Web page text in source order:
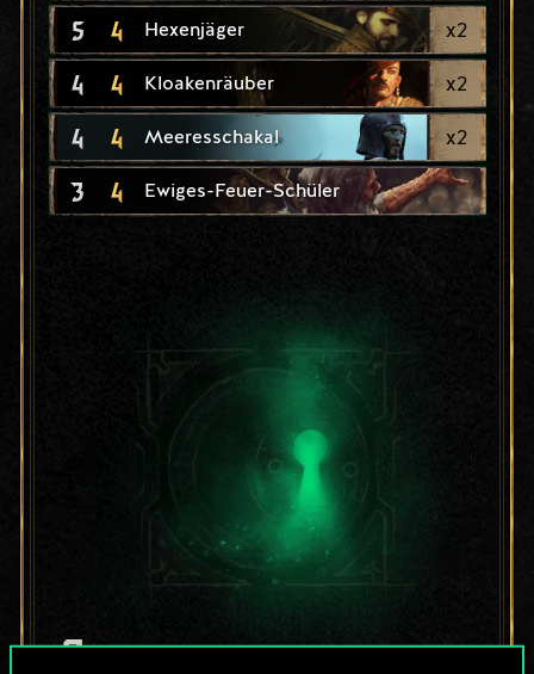
5 4 Hexenjäger x2
4 4 Kloakenräuber x2
4 4 Meeresschakal x2
3 4 Ewiges-Feuer-Schüler
Bis jetzt ist dies nur